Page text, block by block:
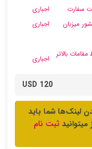
سفارت
اجباری
میزبان
اجباری
بالاتر
اجباری
120 USD
لینک‌ها شما باید
ثبت نام